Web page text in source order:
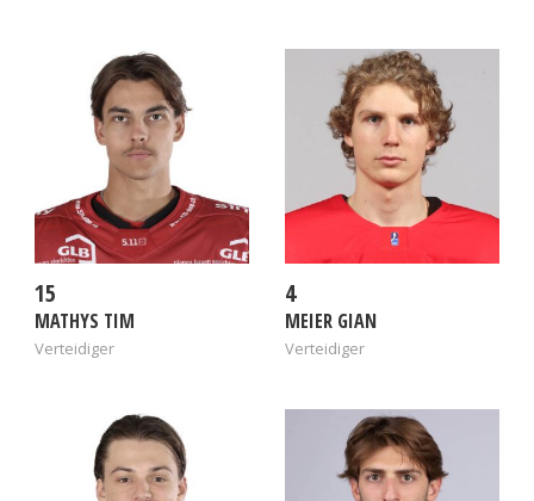
15
MATHYS TIM
Verteidiger
4
MEIER GIAN
Verteidiger